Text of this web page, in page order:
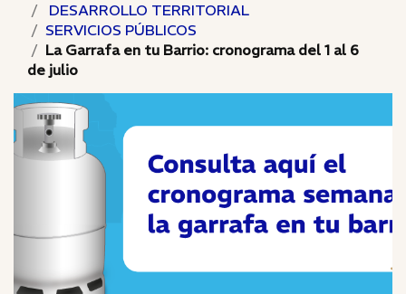
DESARROLLO TERRITORIAL
SERVICIOS PÚBLICOS
La Garrafa en tu Barrio: cronograma del 1 al 6
de julio